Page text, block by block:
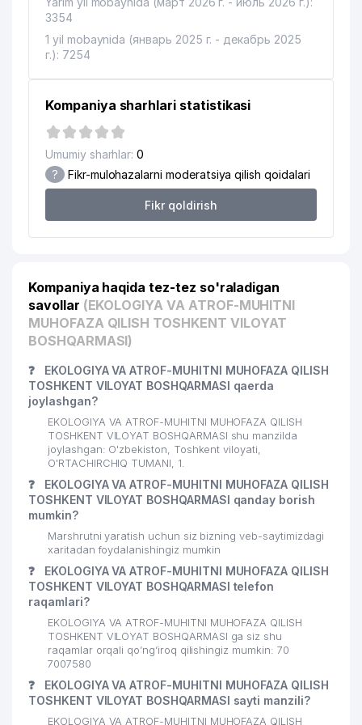
16
MAKTABI № 2
268 м
ISHANBEKOVA YA.G. YAKKA
EUROASIA-LIFE MChJ
19 ORIENTAL PAPER & BOARD MChJ
20 UZTEST DUK 297 м
TOSH BUR STROY XUSUSIY
KORXONASI
23
DIPLOMAT INTERNATIONAL
SCHOOL NODAVLAT TA'LIM
MUASSASASI
332 м
24
TADBIRKOR
339 м
25 NOMAD AGRO LTD MChJ
26
HIGHT FASHION STEP XUSUSIY
KORXONASI
27 GRAND ALUMINIUM SERVIS MChJ 362 м
28 TOSHKENT SHAHRI ADLIYA BO'LIMI
29 ELITE FOOD GROUP MChJ
30
INTERNATIONAL MONITORING
GROUP MChJ
BYUDJETDAN TASHQARI PENSIYA
JAMG'ARMASI MIRZO-ULUG'BEK
TUMANI BO'LIMI
32 MARAKANDA TRAVEL MChJ 397 м
O'ZBEKISTON RESPUBLIKASI
3354
1 yil mobaynida (январь 2025 г. - декабрь 2025
г.): 7254
Kompaniya sharhlari statistikasi
Umumiy sharhlar: 0
? Fikr-mulohazalarni moderatsiya qilish qoidalari
Fikr qoldirish
Kompaniya haqida tez-tez so'raladigan
savollar (EKOLOGIYA VA ATROF-MUHITNI
MUHOFAZA QILISH TOSHKENT VILOYAT
BOSHQARMASI)
❓
EKOLOGIYA VA ATROF-MUHITNI MUHOFAZA QILISH
TOSHKENT VILOYAT BOSHQARMASI qaerda
joylashgan?
EKOLOGIYA VA ATROF-MUHITNI MUHOFAZA QILISH
TOSHKENT VILOYAT BOSHQARMASI shu manzilda
joylashgan: O'zbekiston, Toshkent viloyati,
O'RTACHIRCHIQ TUMANI, 1.
❓
EKOLOGIYA VA ATROF-MUHITNI MUHOFAZA QILISH
TOSHKENT VILOYAT BOSHQARMASI qanday borish
mumkin?
Marshrutni yaratish uchun siz bizning veb-saytimizdagi
xaritadan foydalanishingiz mumkin
❓
EKOLOGIYA VA ATROF-MUHITNI MUHOFAZA QILISH
TOSHKENT VILOYAT BOSHQARMASI telefon
raqamlari?
EKOLOGIYA VA ATROF-MUHITNI MUHOFAZA QILISH
TOSHKENT VILOYAT BOSHQARMASI ga siz shu
raqamlar orqali qo’ng’iroq qilishingiz mumkin: 70
7007580
❓
EKOLOGIYA VA ATROF-MUHITNI MUHOFAZA QILISH
TOSHKENT VILOYAT BOSHQARMASI sayti manzili?
EKOLOGIYA VA ATROF-MUHITNI MUHOFAZA QILISH